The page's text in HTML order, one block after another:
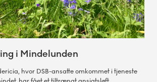
i Mindelunden
hvor DSB-ansatte omkommet i tjeneste